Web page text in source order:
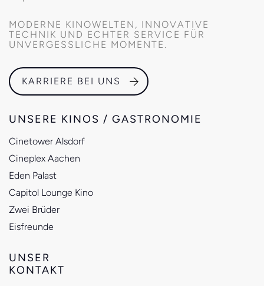
MODERNE KINOWELTEN, INNOVATIVE
TECHNIK UND ECHTER SERVICE FÜR
UNVERGESSLICHE MOMENTE.
KARRIERE BEI UNS
UNSERE KINOS / GASTRONOMIE
Cinetower Alsdorf
Cineplex Aachen
Eden Palast
Capitol Lounge Kino
Zwei Brüder
Eisfreunde
UNSER
KONTAKT